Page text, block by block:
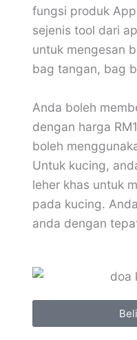
fungsi produk
sejenis tool dari
untuk mengesan
bag tangan, bag
Anda boleh
dengan harga
boleh
Untuk kucing,
leher khas untuk
pada kucing.
anda dengan